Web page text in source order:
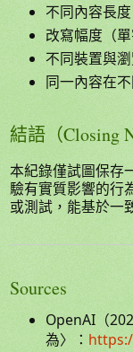
不同內容長度
改寫幅度（單
不同裝置與
同一內容在
結語（Closing
本紀錄僅試圖保存
驗有實質影響的行
或測試，能基於一
Sources
OpenAI（
為〉：